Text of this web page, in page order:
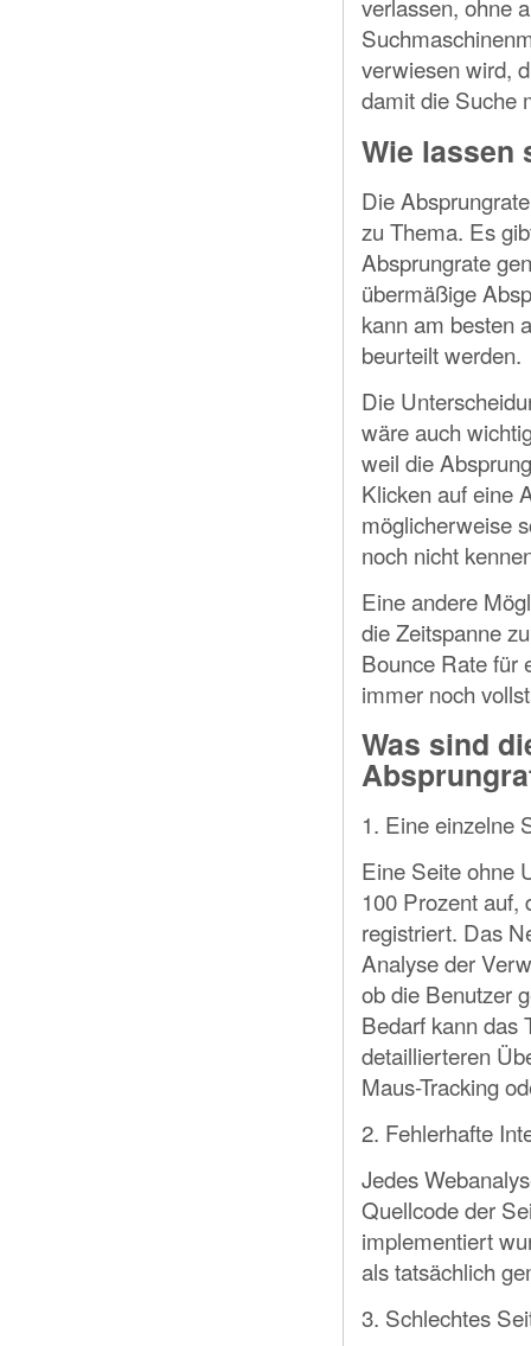
verlassen, ohne
verwiesen wird,
damit die Suche
Wie lassen
Die
zu Thema. Es
Absprungrate
übermäßige
kann am besten
beurteilt werden.
Die
wäre auch
weil die
Klicken auf eine
möglicherweise
noch nicht
Eine andere
die Zeitspanne
Bounce Rate für
immer noch
Was sind
1. Eine einzelne
Eine Seite ohne
100 Prozent auf,
registriert. Das
Analyse der
ob die Benutzer
Bedarf kann das
detaillierteren
Maus-Tracking
2. Fehlerhafte
Jedes
Quellcode der
implementiert
als tatsächlich
3. Schlechtes